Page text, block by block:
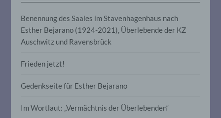
Benennung des Saales im Stavenhagenhaus nach
Esther Bejarano (1924-2021), Überlebende der KZ
Auschwitz und Ravensbrück
Frieden jetzt!
Gedenkseite für Esther Bejarano
Im Wortlaut: „Vermächtnis der Überlebenden“
Verbreitung oder eine andere Form der
Bereitstellung, den Abgleich oder die
Verknüpfung, die Einschränkung, das
Löschen oder die Vernichtung.
Markierung gespeicherter
personenbezogener Daten mit dem Ziel,